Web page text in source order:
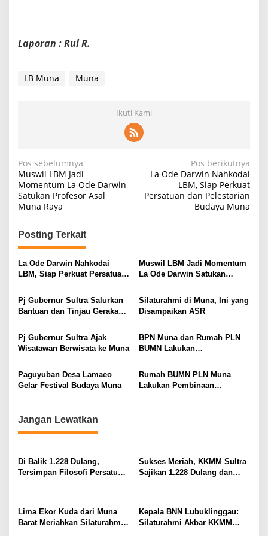
Laporan : Rul R.
LB Muna Muna
Ikuti Kami
N
a
v
g
a
s
p
o
s
Pos sebelumnya
Muswil LBM Jadi
Momentum La Ode Darwin
Satukan Profesor Asal
Muna Raya
Pos berikutnya
La Ode Darwin Nahkodai
LBM, Siap Perkuat
Persatuan dan Pelestarian
Budaya Muna
Posting Terkait
La Ode Darwin Nahkodai
LBM, Siap Perkuat Persatuan
Muswil LBM Jadi Momentum
La Ode Darwin Satukan
Pj Gubernur Sultra Salurkan
Bantuan dan Tinjau Gerakan
Silaturahmi di Muna, Ini yang
Disampaikan ASR
Pj Gubernur Sultra Ajak
Wisatawan Berwisata ke Muna
BPN Muna dan Rumah PLN
BUMN Lakukan
Desa Napalakura
Paguyuban Desa Lamaeo
Gelar Festival Budaya Muna
Rumah BUMN PLN Muna
Lakukan Pembinaan
Jangan Lewatkan
Di Balik 1.228 Dulang,
Tersimpan Filosofi Persatuan
Sukses Meriah, KKMM Sultra
Sajikan 1.228 Dulang dan
Lima Ekor Kuda dari Muna
Barat Meriahkan Silaturahmi
Kepala BNN Lubuklinggau:
Silaturahmi Akbar KKMM